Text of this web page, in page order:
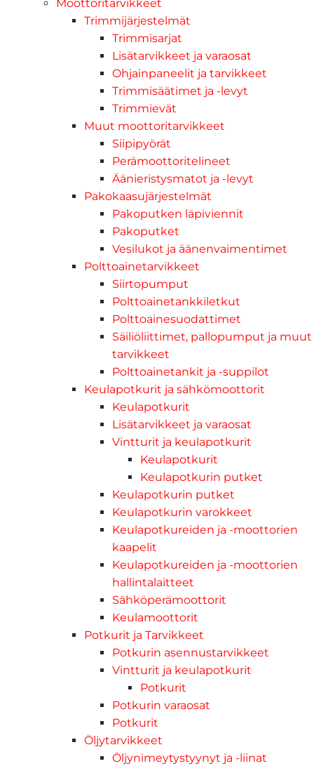
Moottoritarvikkeet
Trimmijärjestelmät
Trimmisarjat
Lisätarvikkeet ja varaosat
Ohjainpaneelit ja tarvikkeet
Trimmisäätimet ja -levyt
Trimmievät
Muut moottoritarvikkeet
Siipipyörät
Perämoottoritelineet
Äänieristysmatot ja -levyt
Pakokaasujärjestelmät
Pakoputken läpiviennit
Pakoputket
Vesilukot ja äänenvaimentimet
Polttoainetarvikkeet
Siirtopumput
Polttoainetankkiletkut
Polttoainesuodattimet
Säiliöliittimet, pallopumput ja muut
tarvikkeet
Polttoainetankit ja -suppilot
Keulapotkurit ja sähkömoottorit
Keulapotkurit
Lisätarvikkeet ja varaosat
Vintturit ja keulapotkurit
Keulapotkurit
Keulapotkurin putket
Keulapotkurin putket
Keulapotkurin varokkeet
Keulapotkureiden ja -moottorien
kaapelit
Keulapotkureiden ja -moottorien
hallintalaitteet
Sähköperämoottorit
Keulamoottorit
Potkurit ja Tarvikkeet
Potkurin asennustarvikkeet
Vintturit ja keulapotkurit
Potkurit
Potkurin varaosat
Potkurit
Öljytarvikkeet
Öljynimeytystyynyt ja -liinat